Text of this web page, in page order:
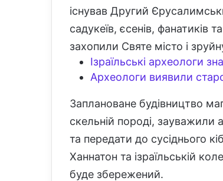
існував Другий
садукеїв, єсенів, фанатиків
захопили Святе місто і
Ізраїльські археологи
Археологи виявили
Заплановане будівництво
скельній породі, зауважили
та передати до сусіднього
Ханнатон та ізраїльській
буде збережений.